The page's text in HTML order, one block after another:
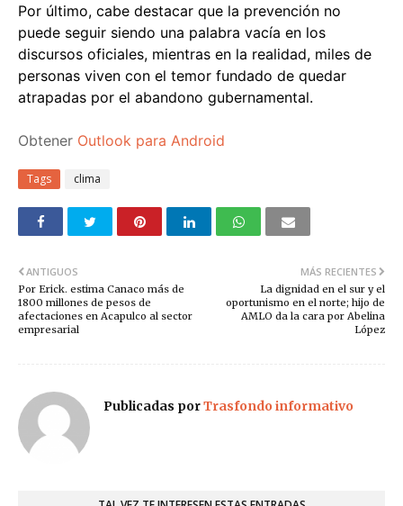
Por último, cabe destacar que la prevención no
puede seguir siendo una palabra vacía en los
discursos oficiales, mientras en la realidad, miles de
personas viven con el temor fundado de quedar
atrapadas por el abandono gubernamental.
Obtener Outlook para Android
Tags clima
MÁS RECIENTES
La dignidad en el sur y el
oportunismo en el norte; hijo de
AMLO da la cara por Abelina
López
ANTIGUOS
Por Erick. estima Canaco más de
1800 millones de pesos de
afectaciones en Acapulco al sector
empresarial
Publicadas porTrasfondo informativo